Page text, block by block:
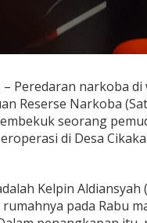
– Peredaran narkoba di
Reserse Narkoba
seorang
di Desa
Kelpin Aldiansyah
pada Rabu